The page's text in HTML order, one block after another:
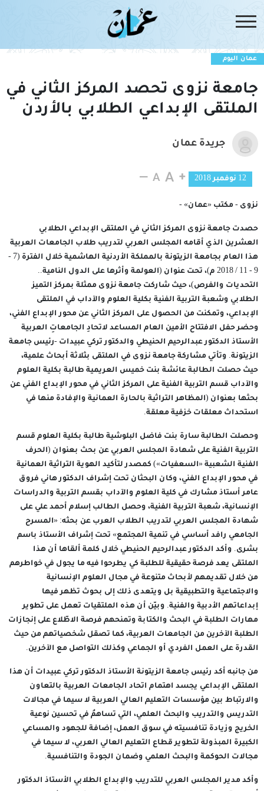
عمان اليوم
جامعة نزوى تحصد المركز الثاني في
الملتقى الإبداعي الطلابي بالأردن
جريدة عمان
12 نوفمبر 2018
نزوى - مكتب «عمان» -
حصدت جامعة نزوى المركز الثاني في الملتقى الإبداعي الطلابي
العشرين الذي أقامه المجلس العربي لتدريب طلاب الجامعات العربية
هذا العام بجامعة الزيتونة بالمملكة الأردنية الهاشمية خلال الفترة (7 -
9 - 11 /‏‏ 2018 م)، تحت عنوان (العولمة وأثرها على الدول النامية..
التحديات والفرص)، حيث شاركت جامعة نزوى ممثلة بمركز التميز
الطلابي وشعبة التربية الفنية بكلية العلوم والآداب في الملتقى
الإبداعي، وتمكنت من الحصول على المركز الثاني عن محور الإبداع الفني،
وحضر حفل الافتتاح الأمين العام المساعد لاتحادِ الجامعاتِ العربية
الأستاذ الدكتور عبدالرحيم الحنيطي والدكتور تركي عبيدات -رئيس جامعة
الزيتونة. وتأتي مشاركة جامعة نزوى في الملتقى بثلاثة أبحاث علمية،
حيث حصلت الطالبة عائشة بنت خميس العريمية طالبة بكلية العلوم
والآداب قسم التربية الفنية على المركز الثاني في محور الإبداع الفني عن
بحثها بعنوان (المظاهر التراثية بالحارة العمانية والإفادة منها في
استحداث معلقات خزفية معلقة.
وحصلت الطالبة سارة بنت فاضل البلوشية طالبة بكلية العلوم قسم
التربية الفنية على شهادة المجلس العربي عن بحث بعنوان (الحرف
الفنية الشعبية «السعفيات») كمصدر لتأكيد الهوية التراثية العمانية
في محور الإبداع الفني، وكان البحثان تحت إشراف الدكتور هاني فروق
عامر أستاذ مشارك في كلية العلوم والآداب بقسم التربية والدراسات
الإنسانية، شعبة التربية الفنية، وحصل الطالب إسلام أحمد علي على
شهادة المجلس العربي لتدريب الطلاب العرب عن بحثه: «المسرح
الجامعي رافد أساسي في تنمية المجتمع» تحت إشراف الأستاذ باسم
بشرى. وأكد الدكتور عبدالرحيم الحنيطي خلال كلمة ألقاها أن هذا
الملتقى يعد فرصة حقيقية للطلبة كي يطرحوا فيه ما يجول في خواطرهم
من خلال تقديمهم لأبحاث متنوعة في مجال العلوم الإنسانية
والاجتماعية والتطبيقية بل ويتعدى ذلك إلى بحوث تظهر فيها
إبداعاتهم الأدبية والفنية. وبيّن أن هذه الملتقيات تعمل على تطوير
مهارات الطلبة في البحث والكتابة وتمنحهم فرصة الاطّلاع على إنجازات
الطلبة الآخرين من الجامعات العربية، كما تصقل شخصياتهم من حيث
القدرة على العمل الفردي أو الجماعي وكذلك التواصل مع الآخرين.
من جانبه أكد رئيس جامعة الزيتونة الأستاذ الدكتور تركي عبيدات أن هذا
الملتقى الإبداعي يجسد اهتمام اتحاد الجامعات العربية بالتعاون
والارتباط بين مؤسسات التعليم العالي العربية لا سيما في مجالات
التدريس والتدريب والبحث العلمي، التي تساهمُ في تحسين نوعية
الخريج وزيادة تنافسيته في سوق العمل، إضافة للجهود والمساعي
الكبيرة المبذولة لتطوير قطاع التعليم العالي العربي، لا سيما في
مجالات الحوكمة والبحث العلمي وضمان الجودة والتنافسية.
وأكد مدير المجلس العربي للتدريب والإبداع الطلابي الأستاذ الدكتور